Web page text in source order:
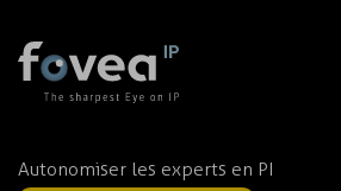
Autonomiser les experts en PI